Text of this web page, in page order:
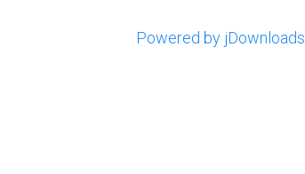
Powered by jDownloads